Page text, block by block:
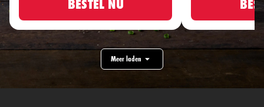
BESTEL NU
Meer laden